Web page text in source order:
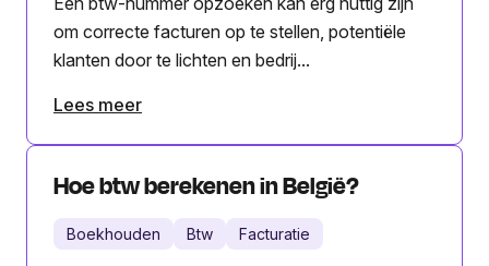
om correcte facturen op te stellen, potentiële
klanten door te lichten en bedrij...
Lees meer
Hoe btw berekenen in België?
Boekhouden Btw Facturatie